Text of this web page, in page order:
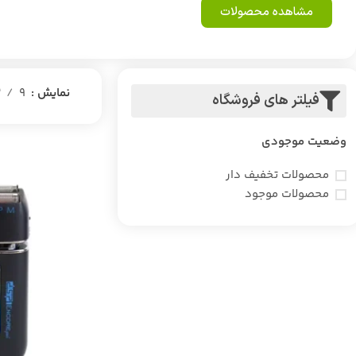
مشاهده محصولات
فیلتر های فروشگاه
وضعیت موجودی
محصولات تخفیف دار
محصولات موجود
نمایش 9